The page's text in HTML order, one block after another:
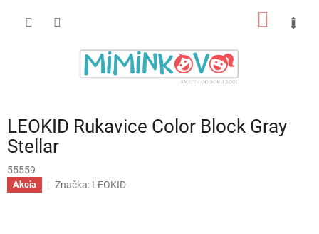
LEOKID Rukavice Color Block Gray
Stellar
55559
Akcia Značka: LEOKID